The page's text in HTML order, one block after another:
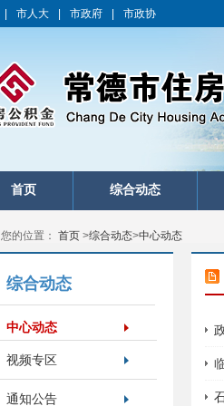
市人大 市政府 市政协
首页 综合动态
您的位置： 首页 >综合动态>中心动态
综合动态
中心动态
视频专区
通知公告